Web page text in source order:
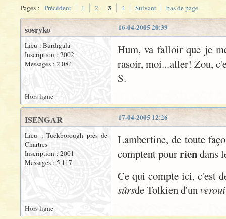
Pages : Précédent 1 2 3 4 Suivant bas de page
16-04-2005 20:39
sosryko
Lieu : Burdigala
Inscription : 2002
Messages : 2 084
Hum, va falloir que je
rasoir, moi...aller! Zou,
S.
Hors ligne
17-04-2005 12:26
ISENGAR
Lieu : Tuckborough près de
Chartres
Inscription : 2001
Messages : 5 117
Lambertine, de toute
comptent pourriendans
Ce qui compte ici, c'est
sûrsde Tolkien d'un
Hors ligne